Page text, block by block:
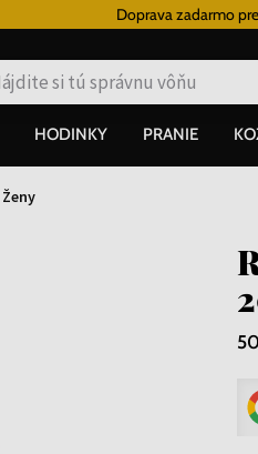
Doprava zadarmo
HODINKY PRANIE
Ženy